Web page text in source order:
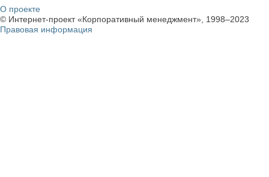
О проекте
© Интернет-проект «Корпоративный менеджмент», 1998–2023
Правовая информация